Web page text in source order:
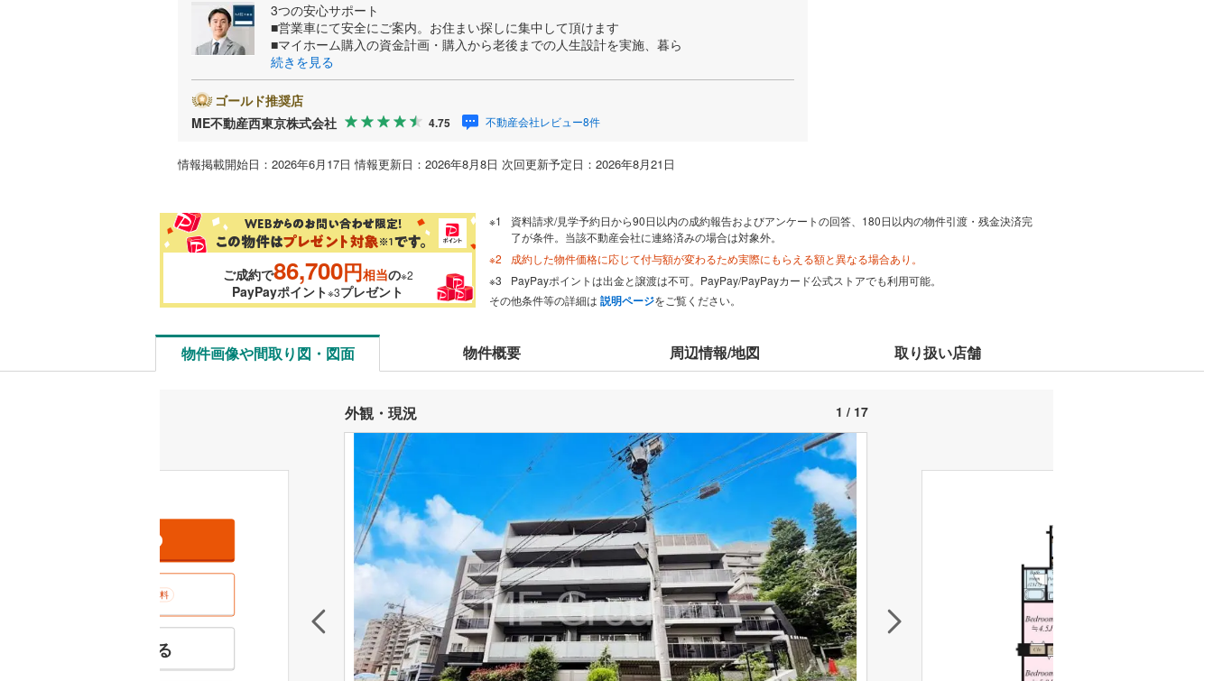
3つの安心サポート
■営業車にて安全にご案内。お住まい探しに集中して頂けます
■マイホーム購入の資金計画・購入から老後までの人生設計を実施、暮ら
続きを見る
ゴールド推奨店
ME不動産西東京株式会社
4.75 不動産会社レビュー8件
情報掲載開始日：2026年6月17日 情報更新日：2026年8月8日 次回更新予定日：2026年8月21日
ご成約で86,700円相当の※2
PayPayポイント※3プレゼント
資料請求/見学予約日から90日以内の成約報告およびアンケートの回答、180日以内の物件引渡・残金決済完
了が条件。当該不動産会社に連絡済みの場合は対象外。
成約した物件価格に応じて付与額が変わるため実際にもらえる額と異なる場合あり。
PayPayポイントは出金と譲渡は不可。PayPay/PayPayカード公式ストアでも利用可能。
その他条件等の詳細は 説明ページをご覧ください。
物件画像や間取り図・図面 物件概要 周辺情報/地図 取り扱い店舗
外観・現況 1 / 17
無料
特徴の似た物件を見る